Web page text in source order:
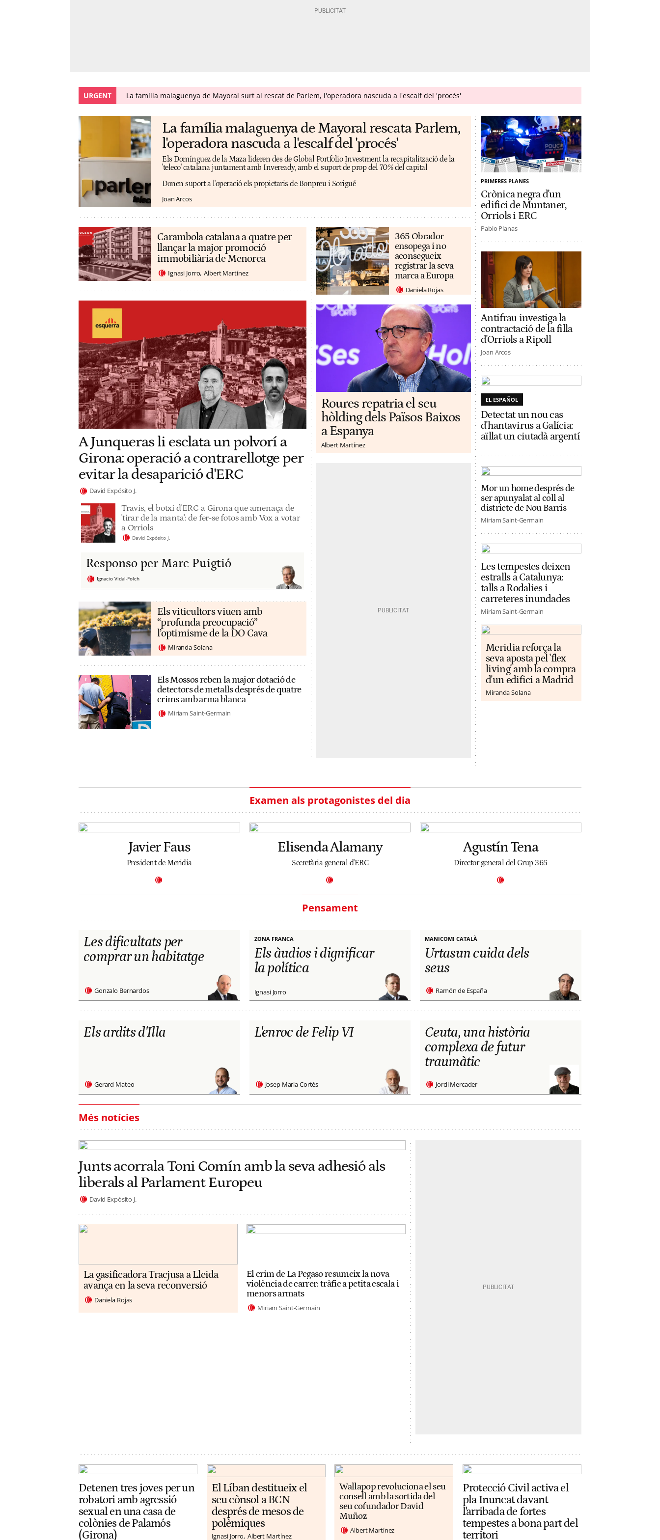
URGENT La família malaguenya de Mayoral surt al rescat de Parlem, l'operadora nascuda a l'escalf del 'procés'
La família malaguenya de Mayoral rescata Parlem,
l'operadora nascuda a l'escalf del 'procés'
Els Domínguez de la Maza lideren des de Global Portfolio Investment la recapitalització de la
'teleco' catalana juntament amb Inveready, amb el suport de prop del 70% del capital
Donen suport a l'operació els propietaris de Bonpreu i Sorigué
Joan Arcos
Carambola catalana a quatre per
llançar la major promoció
immobiliària de Menorca
Ignasi Jorro Albert Martínez
A Junqueras li esclata un polvorí a
Girona: operació a contrarellotge per
evitar la desaparició d'ERC
David Expósito J.
Travis, el botxí d'ERC a Girona que amenaça de
'tirar de la manta': de fer-se fotos amb Vox a votar
a Orriols
David Expósito J.
Responso per Marc Puigtió
Ignacio Vidal-Folch
Els viticultors viuen amb
“profunda preocupació”
l’optimisme de la DO Cava
Miranda Solana
Els Mossos reben la major dotació de
detectors de metalls després de quatre
crims amb arma blanca
Miriam Saint-Germain
365 Obrador
ensopega i no
aconsegueix
registrar la seva
marca a Europa
Daniela Rojas
Roures repatria el seu
hòlding dels Països Baixos
a Espanya
Albert Martínez
PRIMERES PLANES
Crònica negra d'un
edifici de Muntaner,
Orriols i ERC
Pablo Planas
Antifrau investiga la
contractació de la filla
d'Orriols a Ripoll
Joan Arcos
EL ESPAÑOL
Detectat un nou cas
d'hantavirus a Galícia:
aïllat un ciutadà argentí
Mor un home després de
ser apunyalat al coll al
districte de Nou Barris
Miriam Saint-Germain
Les tempestes deixen
estralls a Catalunya:
talls a Rodalies i
carreteres inundades
Miriam Saint-Germain
Meridia reforça la
seva aposta pel 'flex
living' amb la compra
d'un edifici a Madrid
Miranda Solana
Examen als protagonistes del dia
Javier Faus
President de Meridia
Elisenda Alamany
Secretària general d'ERC
Agustín Tena
Director general del Grup 365
Pensament
Les dificultats per
comprar un habitatge
Gonzalo Bernardos
ZONA FRANCA
Els àudios i dignificar
la política
Ignasi Jorro
MANICOMI CATALÀ
Urtasun cuida dels
seus
Ramón de España
Els ardits d'Illa
Gerard Mateo
L'enroc de Felip VI
Josep Maria Cortés
Ceuta, una història
complexa de futur
traumàtic
Jordi Mercader
Més notícies
Junts acorrala Toni Comín amb la seva adhesió als
liberals al Parlament Europeu
David Expósito J.
La gasificadora Tracjusa a Lleida
avança en la seva reconversió
Daniela Rojas
El crim de La Pegaso resumeix la nova
violència de carrer: tràfic a petita escala i
menors armats
Miriam Saint-Germain
Detenen tres joves per un
robatori amb agressió
sexual en una casa de
colònies de Palamós
(Girona)
El Líban destitueix el
seu cònsol a BCN
després de mesos de
polèmiques
Ignasi Jorro Albert Martínez
Wallapop revoluciona el seu
consell amb la sortida del
seu cofundador David
Muñoz
Albert Martínez
Protecció Civil activa el
pla Inuncat davant
l'arribada de fortes
tempestes a bona part del
territori